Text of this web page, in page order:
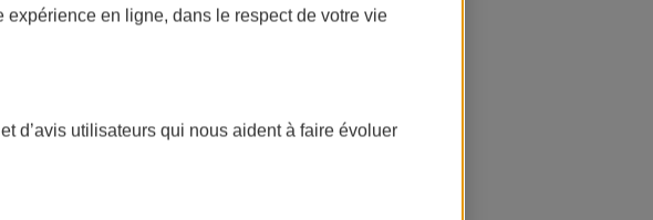
en ligne, dans le respect de votre vie
d’avis utilisateurs qui nous aident à faire évoluer